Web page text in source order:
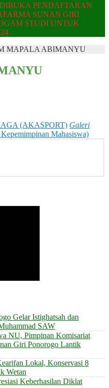
PENDAFTARAN
SUNAN GIRI
STUDI UNTUK
MAPALA ABIMANYU
(AKASPORT) Galeri
Mahasiswa)
Gelar Istighatsah dan
SAW
NU, Pimpinan Komisariat
Giri Ponorogo Lantik
Lokal, Konservasi 8
Wetan
Keberhasilan Diklat